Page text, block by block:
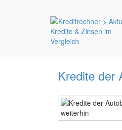
Kredite der